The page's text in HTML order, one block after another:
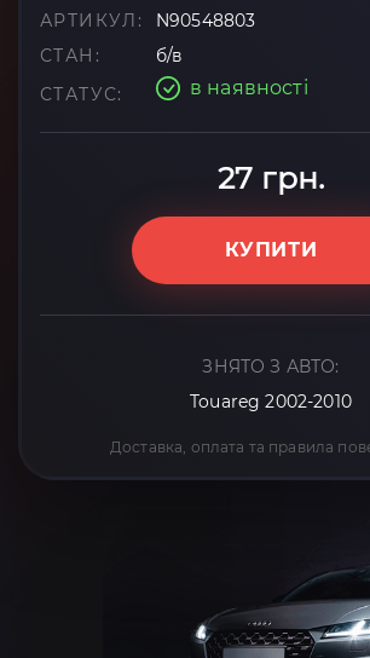
АРТИКУЛ:
N90548803
СТАН:
б/в
СТАТУС:
в наявності
27 грн.
КУПИТИ
ЗНЯТО З АВТО:
Touareg 2002-2010
Доставка, оплата та правила